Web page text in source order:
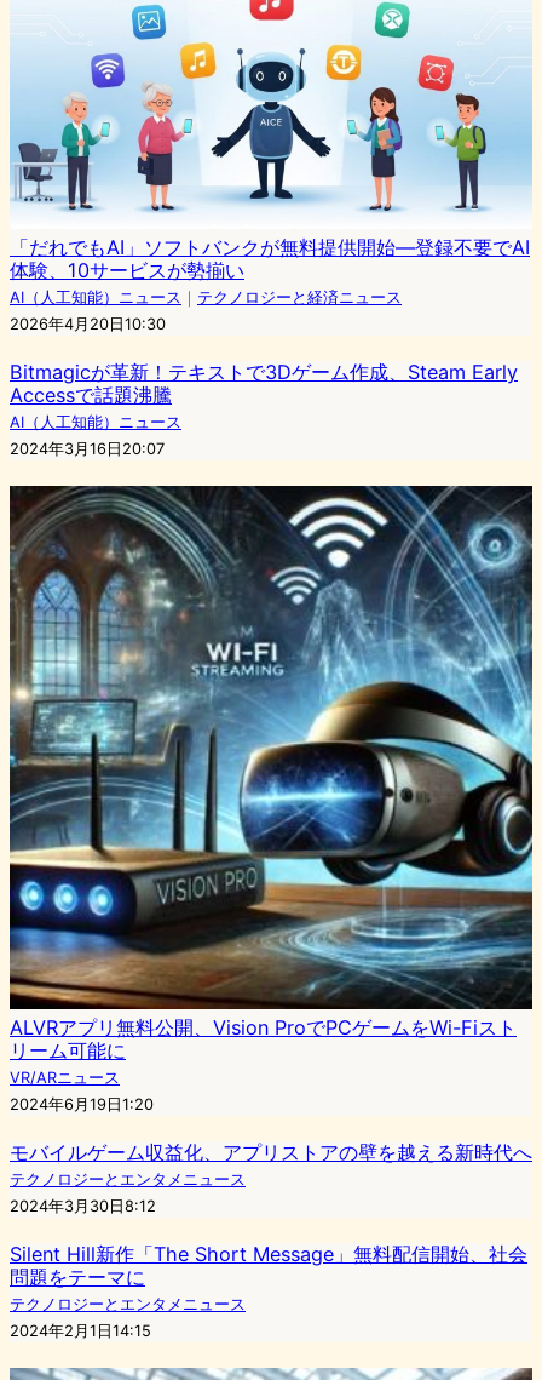
「だれでもAI」ソフトバンクが無料提供開始—登録不要でAI
体験、10サービスが勢揃い
AI（人工知能）ニュース ｜ テクノロジーと経済ニュース
2026年4月20日10:30
Bitmagicが革新！テキストで3Dゲーム作成、Steam Early
Accessで話題沸騰
AI（人工知能）ニュース
2024年3月16日20:07
ALVRアプリ無料公開、Vision ProでPCゲームをWi-Fiスト
リーム可能に
VR/ARニュース
2024年6月19日1:20
モバイルゲーム収益化、アプリストアの壁を越える新時代へ
テクノロジーとエンタメニュース
2024年3月30日8:12
Silent Hill新作「The Short Message」無料配信開始、社会
問題をテーマに
テクノロジーとエンタメニュース
2024年2月1日14:15